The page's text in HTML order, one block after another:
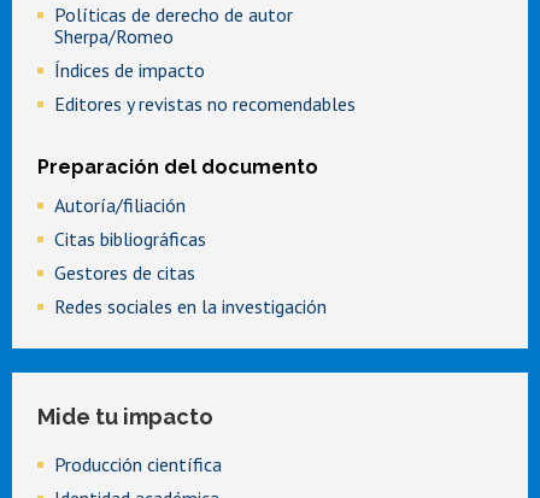
Políticas de derecho de autor
Sherpa/Romeo
Índices de impacto
Editores y revistas no recomendables
Preparación del documento
Autoría/filiación
Citas bibliográficas
Gestores de citas
Redes sociales en la investigación
Mide tu impacto
Producción científica